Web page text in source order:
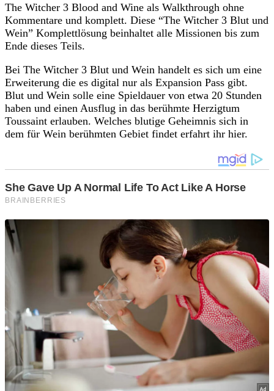
The Witcher 3 Blood and Wine als Walkthrough ohne
Kommentare und komplett. Diese “The Witcher 3 Blut und
Wein” Komplettlösung beinhaltet alle Missionen bis zum
Ende dieses Teils.
Bei The Witcher 3 Blut und Wein handelt es sich um eine
Erweiterung die es digital nur als Expansion Pass gibt.
Blut und Wein solle eine Spieldauer von etwa 20 Stunden
haben und einen Ausflug in das berühmte Herzigtum
Toussaint erlauben. Welches blutige Geheimnis sich in
dem für Wein berühmten Gebiet findet erfahrt ihr hier.